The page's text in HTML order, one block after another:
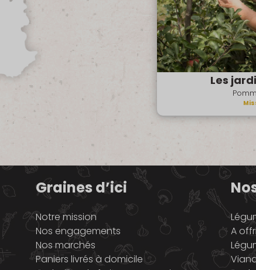
Les
Graines d’ici
Notre mission
Nos engagements
Nos marchés
Paniers livrés à domicile
A